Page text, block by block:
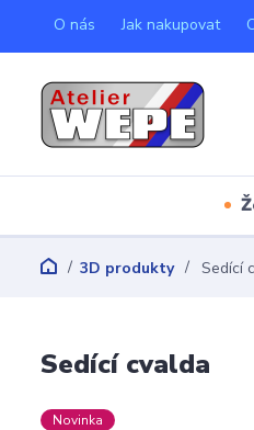
O nás Jak nakupovat
3D produkty Sedící
Sedící cvalda
Novinka